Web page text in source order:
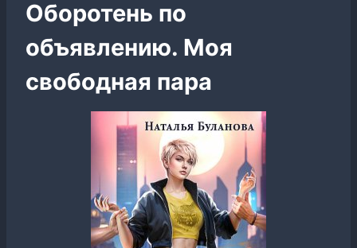
Оборотень по
объявлению. Моя
свободная пара